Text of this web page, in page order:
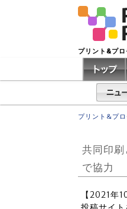
プリント&プ
プリント&プ
共同印
で協力
【2021年